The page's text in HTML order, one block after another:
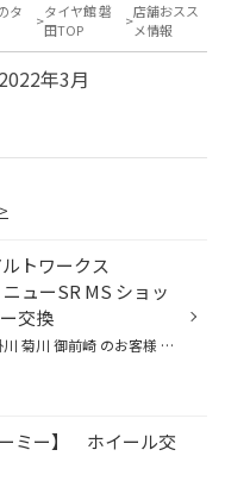
タ
タイヤ館 磐
田TOP
店舗おスス
メ情報
年3月
>
トワークス
ューSR MS ショッ
交換
磐田 浜松 袋井 掛川 菊川 御前崎 のお客様 いつもご来店ありがとうございます。 磐田市弥藤太島にあります ブリヂストンタイヤの専門店 タイヤ館磐田店です。 今回はアルトワークスHA36S KYB ニューSR MS ショックアブソーバー交換のご紹介です。 走行距離も伸びてきたのでリフレッシュとしてショ...
ミー】 ホイール交